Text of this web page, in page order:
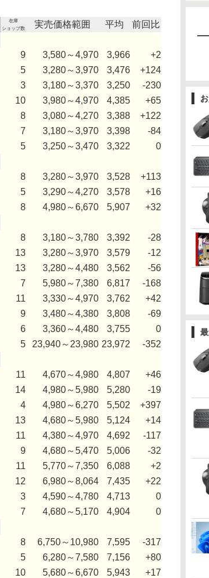
在庫
ショップ数
実売価格範囲 平均
前回比
9 3,580～4,970 3,966
+2
5 3,280～3,970 3,476
+124
3 3,180～3,370 3,250
-230
10 3,980～4,970 4,385
+65
8 3,080～4,270 3,388
+122
7 3,180～3,970 3,398
-84
5 3,250～3,470 3,322
0
8 3,280～3,970 3,528
+113
5 3,290～4,270 3,578
+16
8 4,980～6,670 5,907
+32
8 3,180～3,780 3,392
-28
13 3,280～3,970 3,579
-12
13 3,280～4,480 3,562
-56
7 5,980～7,380 6,817
-168
11 3,330～4,970 3,762
+42
9 3,480～4,380 3,808
-69
6 3,360～4,480 3,755
0
5 23,940～23,980 23,972
-352
11 4,670～4,980 4,807
+46
14 4,980～5,980 5,280
-19
4 4,980～6,270 5,502
+397
13 4,680～5,980 5,124
+14
11 4,380～4,970 4,692
-117
9 4,680～5,470 5,006
-32
11 5,770～7,350 6,088
+2
12 6,980～8,064 7,435
+22
3 4,590～4,780 4,713
0
7 4,680～5,170 4,904
0
8 6,750～10,980 7,595
-317
5 6,280～7,580 7,156
+80
10 5,680～6,670 5,943
+17